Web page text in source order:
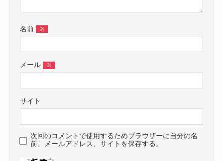
名前 ※
メール ※
サイト
次回のコメントで使用するためブラウザーに自分の名
前、メールアドレス、サイトを保存する。